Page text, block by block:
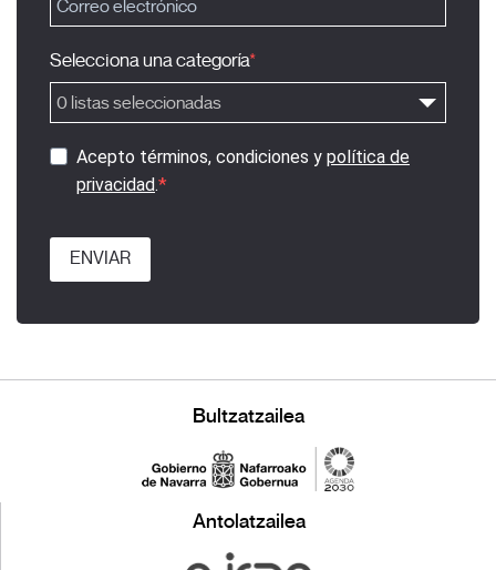
Selecciona una categoría
0 listas seleccionadas
Acepto términos, condiciones y política de
privacidad.
ENVIAR
Bultzatzailea
Antolatzailea